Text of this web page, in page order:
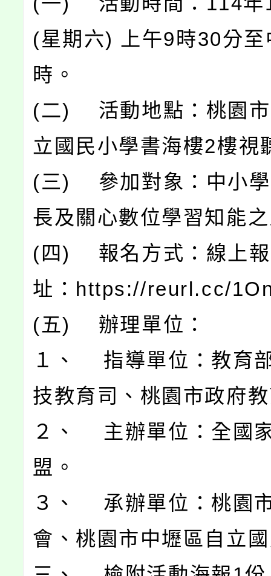
(星期六) 上午9時30分
時。
(二) 活動地點：桃園市
立國民小學書海樓2樓視
(三) 參加對象：中小學
長及關心數位學習知能
(四) 報名方式：線上報
址：https://reurl.cc/
(五) 辦理單位：
１、 指導單位：教育
技教育司、桃園市政府
２、 主辦單位：全國
盟。
３、 承辦單位：桃園
會、桃園市中壢區自立